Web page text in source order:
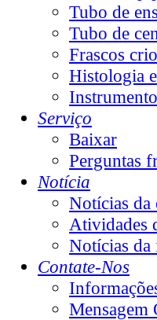
Tubo de
Tubo de
Frascos
Histologia
Serviço
Baixar
Perguntas
Notícia
Notícias da
Atividades
Notícias da
Contate-Nos
Mensagem